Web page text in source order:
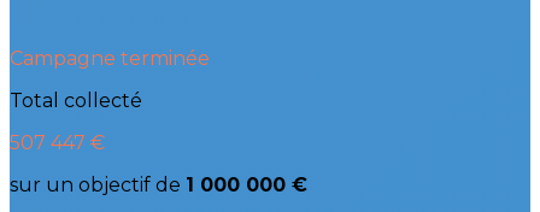
Campagne terminée
Total collecté
507 447 €
sur un objectif de 1 000 000 €